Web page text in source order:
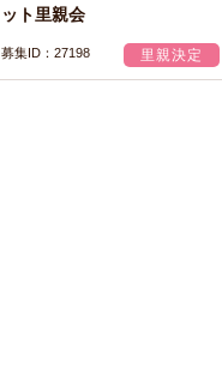
ット里親会
募集ID：27198 里親決定